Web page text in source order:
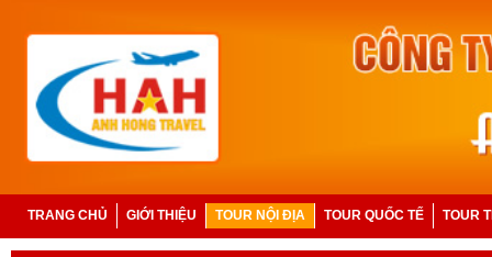
TRANG CHỦ GIỚI THIỆU TOUR NỘI ĐỊA TOUR QUỐC TẾ TOUR